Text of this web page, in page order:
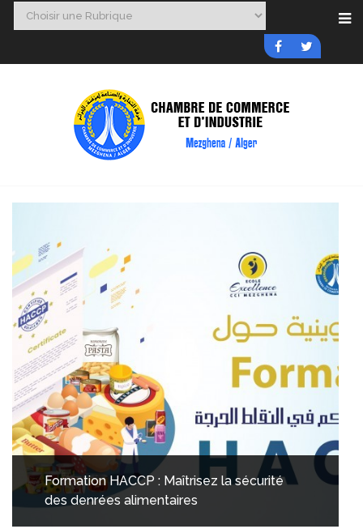
Formation HACCP : Maîtrisez la sécurité
des denrées alimentaires